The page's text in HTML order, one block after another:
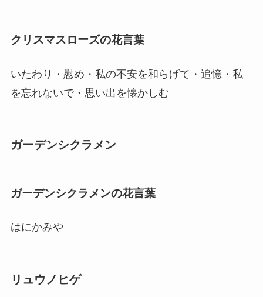
クリスマスローズの花言葉
いたわり・慰め・私の不安を和らげて・追憶・私
を忘れないで・思い出を懐かしむ
ガーデンシクラメン
ガーデンシクラメンの花言葉
はにかみや
リュウノヒゲ